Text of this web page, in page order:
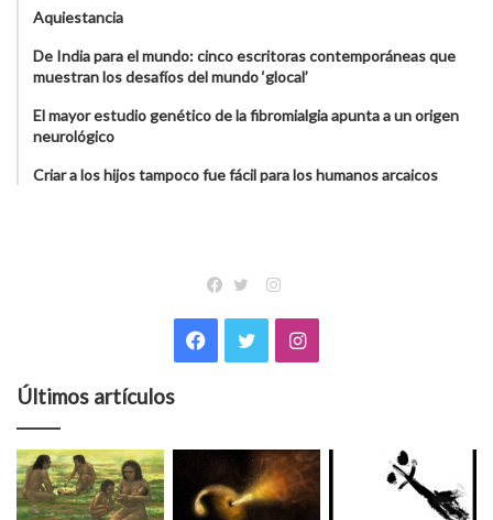
Aquiestancia
De India para el mundo: cinco escritoras contemporáneas que
muestran los desafíos del mundo ‘glocal’
El mayor estudio genético de la fibromialgia apunta a un origen
neurológico
Criar a los hijos tampoco fue fácil para los humanos arcaicos
Instagram
Facebook
TwitterInstagram
Últimos artículos